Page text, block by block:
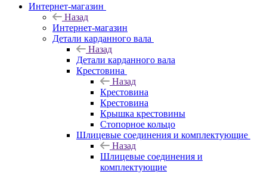
Интернет-магазин
Назад
Интернет-магазин
Детали карданного вала
Назад
Детали карданного вала
Крестовина
Назад
Крестовина
Крестовина
Крышка крестовины
Стопорное кольцо
Шлицевые соединения и комплектующие
Назад
Шлицевые соединения и
комплектующие